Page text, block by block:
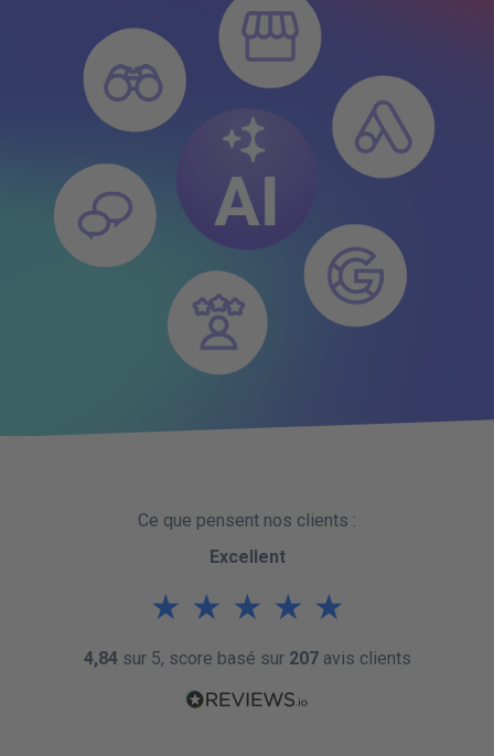
Ce que pensent nos clients :
Excellent
★ ★ ★ ★ ★
4,84sur 5, score basé sur 207avis clients